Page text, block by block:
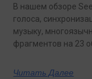
В нашем обзоре
голоса,
музыку,
фрагментов на 23
Читать Далее